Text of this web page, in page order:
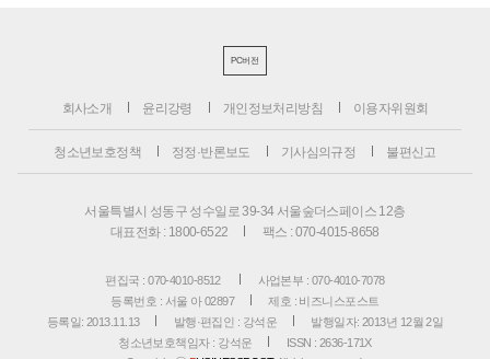
PC버전
회사소개 윤리강령 개인정보처리방침 이용자위원회
청소년보호정책 정정·반론보도 기사심의규정 불편신고
서울특별시 성동구 성수일로 39-34 서울숲더스페이스 12층
대표전화 : 1800-6522
팩스 : 070-4015-8658
편집국 : 070-4010-8512
사업본부 : 070-4010-7078
등록번호 : 서울 아 02897
제호 : 비즈니스포스트
등록일: 2013.11.13
발행·편집인 : 강석운
발행일자: 2013년 12월 2일
청소년보호책임자 : 강석운
ISSN : 2636-171X